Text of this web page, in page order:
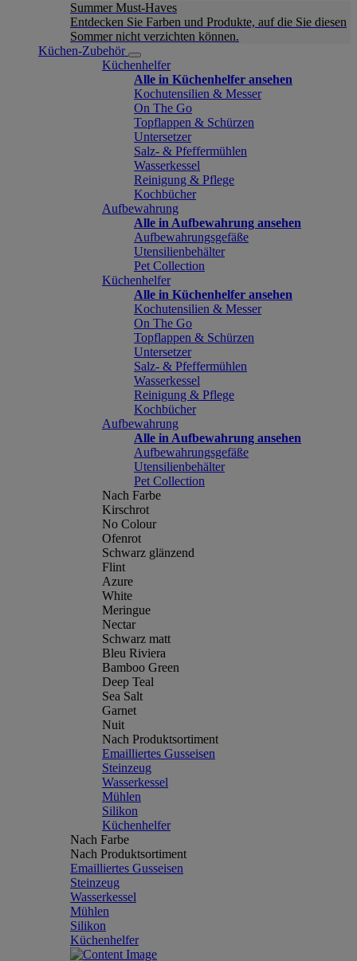
Summer Must-Haves
Entdecken Sie Farben und Produkte, auf die Sie diesen
Sommer nicht verzichten können.
Küchen-Zubehör
Küchenhelfer
Alle in Küchenhelfer ansehen
Kochutensilien & Messer
On The Go
Topflappen & Schürzen
Untersetzer
Salz- & Pfeffermühlen
Wasserkessel
Reinigung & Pflege
Kochbücher
Aufbewahrung
Alle in Aufbewahrung ansehen
Aufbewahrungsgefäße
Utensilienbehälter
Pet Collection
Küchenhelfer
Alle in Küchenhelfer ansehen
Kochutensilien & Messer
On The Go
Topflappen & Schürzen
Untersetzer
Salz- & Pfeffermühlen
Wasserkessel
Reinigung & Pflege
Kochbücher
Aufbewahrung
Alle in Aufbewahrung ansehen
Aufbewahrungsgefäße
Utensilienbehälter
Pet Collection
Nach Farbe
Kirschrot
No Colour
Ofenrot
Schwarz glänzend
Flint
Azure
White
Meringue
Nectar
Schwarz matt
Bleu Riviera
Bamboo Green
Deep Teal
Sea Salt
Garnet
Nuit
Nach Produktsortiment
Emailliertes Gusseisen
Steinzeug
Wasserkessel
Mühlen
Silikon
Küchenhelfer
Nach Farbe
Nach Produktsortiment
Emailliertes Gusseisen
Steinzeug
Wasserkessel
Mühlen
Silikon
Küchenhelfer